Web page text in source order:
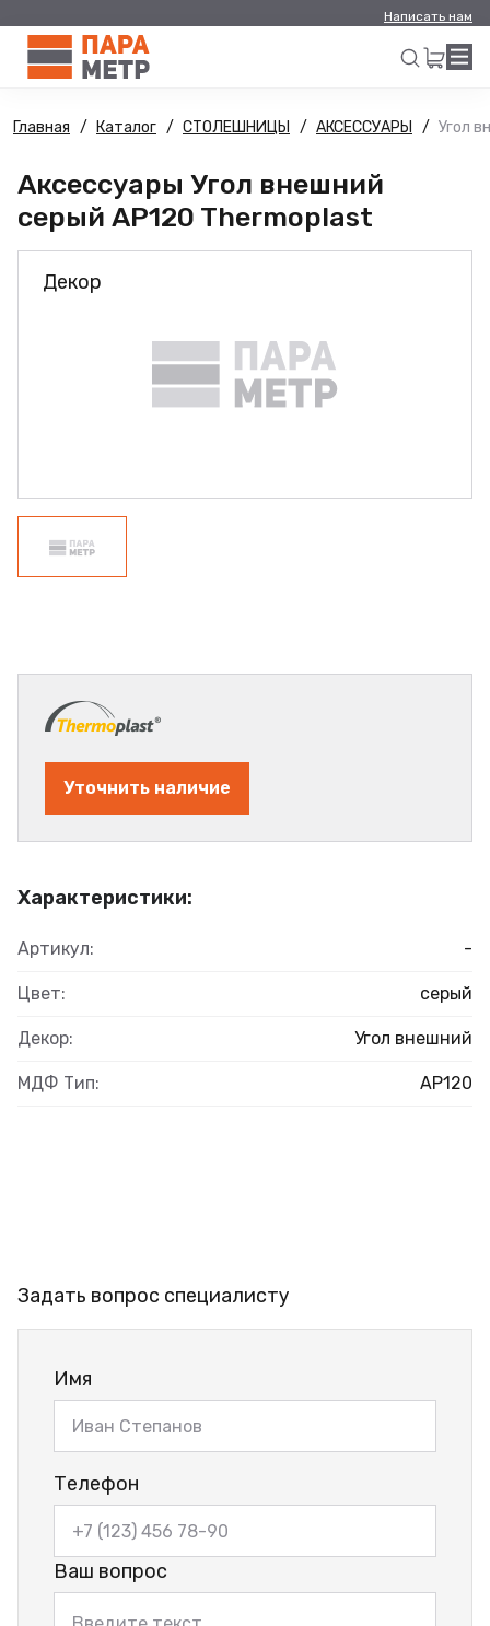
Написать нам
Искать
Главная Каталог СТОЛЕШНИЦЫ АКСЕССУАРЫ Угол
Аксессуары Угол внешний
серый AP120 Thermoplast
Декор
Характеристики:
Артикул: -
Цвет: серый
Декор: Угол внешний
МДФ Тип: AP120
Уточнить наличие
Задать вопрос специалисту
Имя
Телефон
Ваш вопрос